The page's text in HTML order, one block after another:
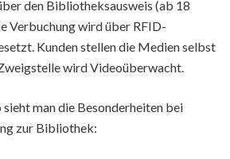
den Bibliotheksausweis (ab 18
Verbuchung wird über RFID-
Kunden stellen die Medien selbst
wird Videoüberwacht.
man die Besonderheiten bei
zur Bibliothek: